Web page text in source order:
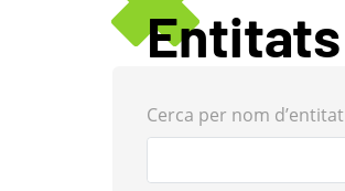
Entitats
Cerca per nom d’entitat